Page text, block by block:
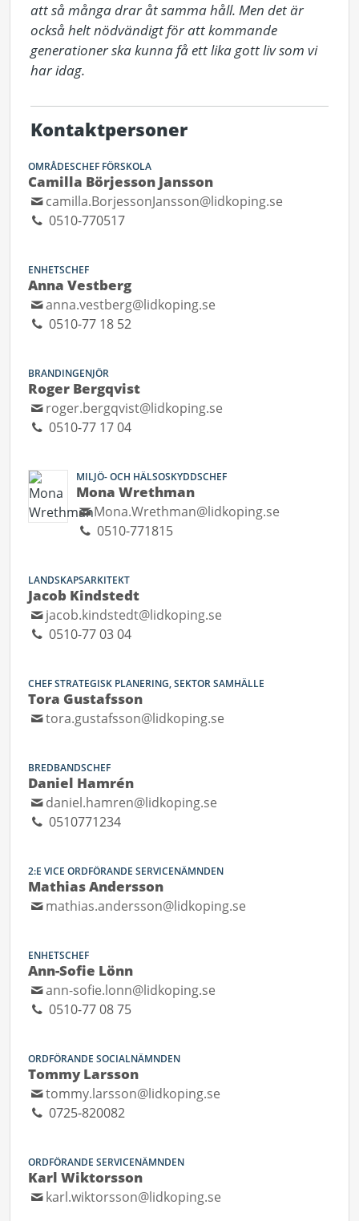
att så många drar åt samma håll. Men det är
också helt nödvändigt för att kommande
generationer ska kunna få ett lika gott liv som vi
har idag.
Kontaktpersoner
OMRÅDESCHEF FÖRSKOLA
Camilla Börjesson Jansson
camilla.BorjessonJansson@lidkoping.se
0510-770517
ENHETSCHEF
Anna Vestberg
anna.vestberg@lidkoping.se
0510-77 18 52
BRANDINGENJÖR
Roger Bergqvist
roger.bergqvist@lidkoping.se
0510-77 17 04
MILJÖ- OCH HÄLSOSKYDDSCHEF
Mona Wrethman
Mona.Wrethman@lidkoping.se
0510-771815
LANDSKAPSARKITEKT
Jacob Kindstedt
jacob.kindstedt@lidkoping.se
0510-77 03 04
CHEF STRATEGISK PLANERING, SEKTOR SAMHÄLLE
Tora Gustafsson
tora.gustafsson@lidkoping.se
BREDBANDSCHEF
Daniel Hamrén
daniel.hamren@lidkoping.se
0510771234
2:E VICE ORDFÖRANDE SERVICENÄMNDEN
Mathias Andersson
mathias.andersson@lidkoping.se
ENHETSCHEF
Ann-Sofie Lönn
ann-sofie.lonn@lidkoping.se
0510-77 08 75
ORDFÖRANDE SOCIALNÄMNDEN
Tommy Larsson
tommy.larsson@lidkoping.se
0725-820082
ORDFÖRANDE SERVICENÄMNDEN
Karl Wiktorsson
karl.wiktorsson@lidkoping.se